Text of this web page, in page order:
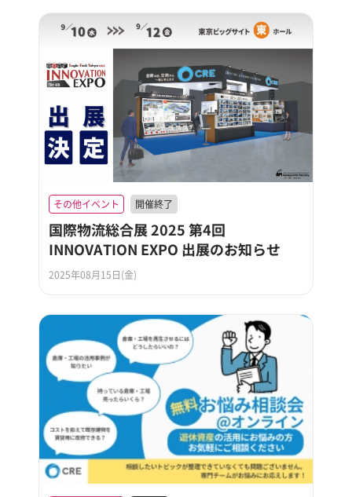
その他イベント 開催終了
国際物流総合展 2025 第4回
INNOVATION EXPO 出展のお知らせ
2025年08月15日(金)